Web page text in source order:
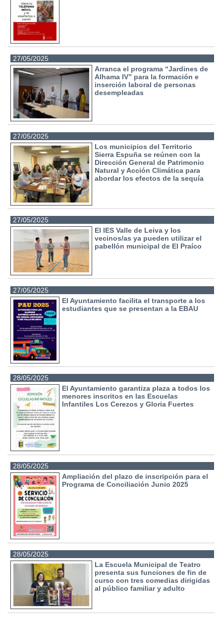
27/05/2025
Arranca el programa “Jardines de
Alhama IV” para la formación e
inserción laboral de personas
desempleadas
27/05/2025
Los municipios del Territorio
Sierra Espuña se reúnen con la
Dirección General de Patrimonio
Natural y Acción Climática para
abordar los efectos de la sequía
27/05/2025
El IES Valle de Leiva y los
vecinos/as ya pueden utilizar el
pabellón municipal de El Praíco
27/05/2025
El Ayuntamiento facilita el transporte a los
estudiantes que se presentan a la EBAU
28/05/2025
El Ayuntamiento garantiza plaza a todos los
menores inscritos en las Escuelas
Infantiles Los Cerezos y Gloria Fuertes
28/05/2025
Ampliación del plazo de inscripción para el
Programa de Conciliación Junio 2025
28/05/2025
La Escuela Municipal de Teatro
presenta sus funciones de fin de
curso con tres comedias dirigidas
al público familiar y adulto